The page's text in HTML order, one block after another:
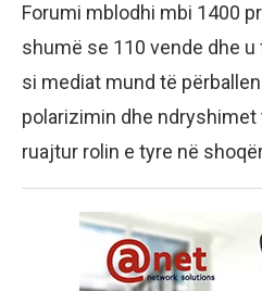
Forumi mblodhi mbi 1400
shumë se 110 vende dhe
si mediat mund të
polarizimin dhe ndryshimet
ruajtur rolin e tyre në